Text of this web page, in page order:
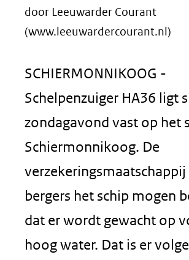
door Leeuwarder Courant
(www.leeuwardercourant.nl)
SCHIERMONNIKOOG -
Schelpenzuiger HA36 ligt
zondagavond vast op het
Schiermonnikoog. De
bergers het schip mogen
dat er wordt gewacht op
hoog water. Dat is er